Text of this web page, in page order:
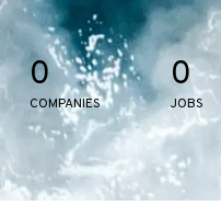
0
COMPANIES
0
JOBS